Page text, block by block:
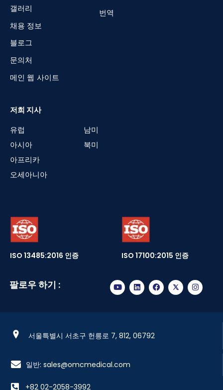
갤러리
채용 정보
블로그
문의처
메인 웹 사이트
번역
저희 지사
유럽
아시아
아프리카
오세아니아
남미
북미
ISO 13485:2016 인증 ISO 17100:2015 인증
팔로우 하기 :
서울특별시 서초구 헌릉로 7, 812, 06792
일반: sales@omcmedical.com
+82 02-2058-3992